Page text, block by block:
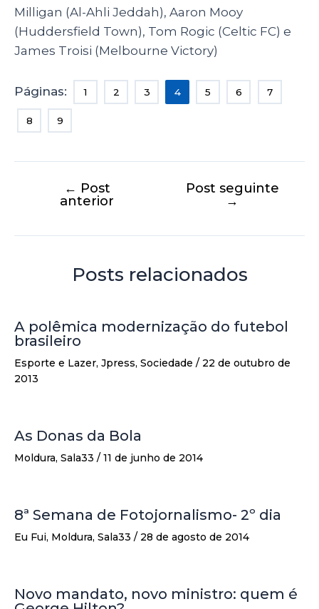
Milligan (Al-Ahli Jeddah), Aaron Mooy
(Huddersfield Town), Tom Rogic (Celtic FC) e
James Troisi (Melbourne Victory)
Páginas: 1 2 3 4 5 6 7
8 9
← Post
anterior
Post seguinte
→
Posts relacionados
A polêmica modernização do futebol
brasileiro
Esporte e Lazer, Jpress, Sociedade / 22 de outubro de
2013
As Donas da Bola
Moldura, Sala33 / 11 de junho de 2014
8ª Semana de Fotojornalismo- 2º dia
Eu Fui, Moldura, Sala33 / 28 de agosto de 2014
Novo mandato, novo ministro: quem é